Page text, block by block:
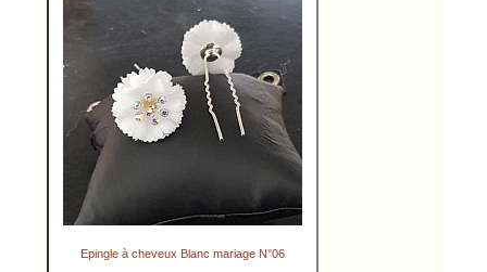
Epingle à cheveux Blanc mariage N°06